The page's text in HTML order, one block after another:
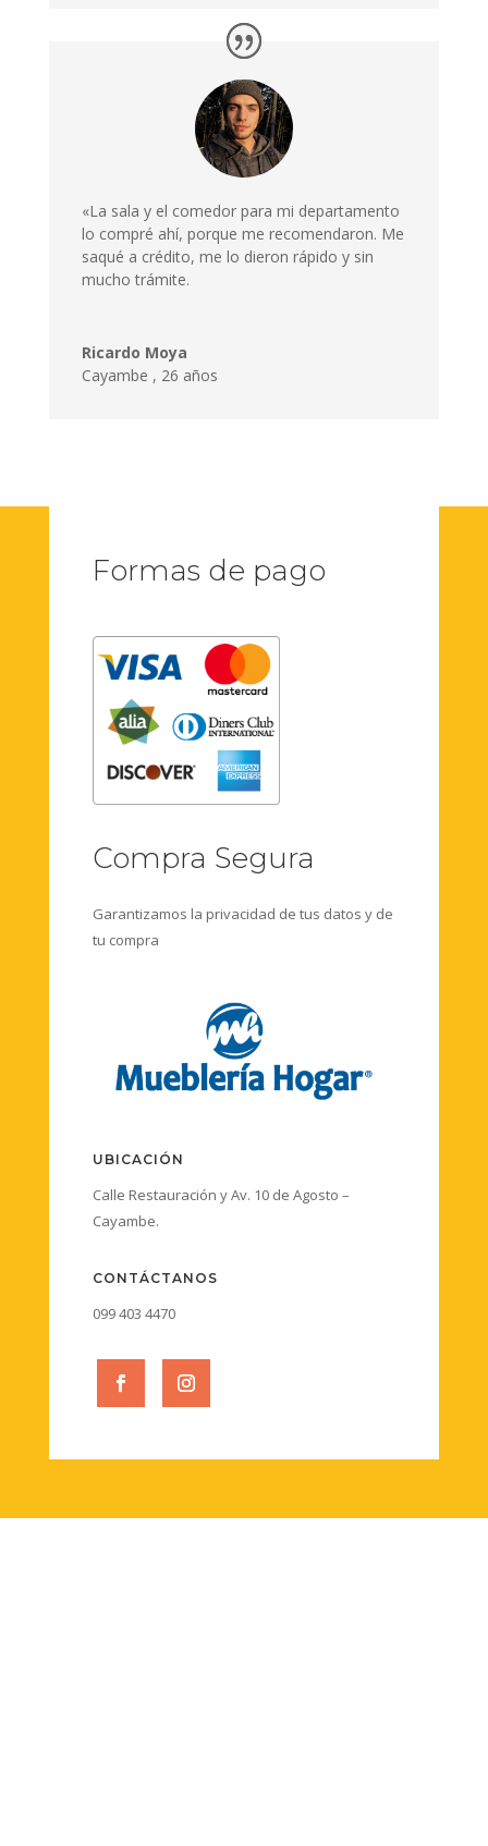
«La sala y el comedor para mi departamento
lo compré ahí, porque me recomendaron. Me
saqué a crédito, me lo dieron rápido y sin
mucho trámite.
Ricardo Moya
Cayambe , 26 años
Formas de pago
Compra Segura
Garantizamos la privacidad de tus datos y de
tu compra
UBICACIÓN
Calle Restauración y Av. 10 de Agosto –
Cayambe.
CONTÁCTANOS
099 403 4470